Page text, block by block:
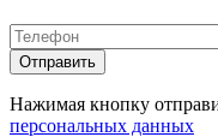
Отправить
Нажимая кнопку
персональных данных